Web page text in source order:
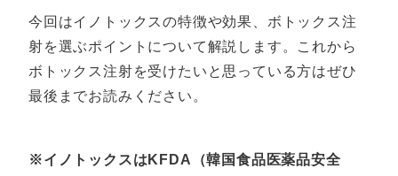
今回はイノトックスの特徴や効果、ボトックス注
射を選ぶポイントについて解説します。これから
ボトックス注射を受けたいと思っている方はぜひ
最後までお読みください。
※イノトックスはKFDA（韓国食品医薬品安全